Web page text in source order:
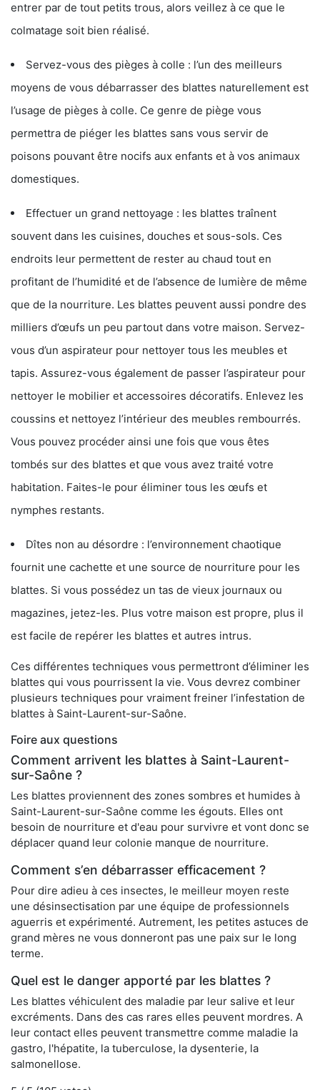
entrer par de tout petits trous, alors veillez à ce que le
colmatage soit bien réalisé.
Servez-vous des pièges à colle : l’un des meilleurs
moyens de vous débarrasser des blattes naturellement est
l’usage de pièges à colle. Ce genre de piège vous
permettra de piéger les blattes sans vous servir de
poisons pouvant être nocifs aux enfants et à vos animaux
domestiques.
Effectuer un grand nettoyage : les blattes traînent
souvent dans les cuisines, douches et sous-sols. Ces
endroits leur permettent de rester au chaud tout en
profitant de l’humidité et de l’absence de lumière de même
que de la nourriture. Les blattes peuvent aussi pondre des
milliers d’œufs un peu partout dans votre maison. Servez-
vous d’un aspirateur pour nettoyer tous les meubles et
tapis. Assurez-vous également de passer l’aspirateur pour
nettoyer le mobilier et accessoires décoratifs. Enlevez les
coussins et nettoyez l’intérieur des meubles rembourrés.
Vous pouvez procéder ainsi une fois que vous êtes
tombés sur des blattes et que vous avez traité votre
habitation. Faites-le pour éliminer tous les œufs et
nymphes restants.
Dîtes non au désordre : l’environnement chaotique
fournit une cachette et une source de nourriture pour les
blattes. Si vous possédez un tas de vieux journaux ou
magazines, jetez-les. Plus votre maison est propre, plus il
est facile de repérer les blattes et autres intrus.
Ces différentes techniques vous permettront d’éliminer les
blattes qui vous pourrissent la vie. Vous devrez combiner
plusieurs techniques pour vraiment freiner l’infestation de
blattes à Saint-Laurent-sur-Saône.
Foire aux questions
Comment arrivent les blattes à Saint-Laurent-
sur-Saône ?
Les blattes proviennent des zones sombres et humides à
Saint-Laurent-sur-Saône comme les égouts. Elles ont
besoin de nourriture et d'eau pour survivre et vont donc se
déplacer quand leur colonie manque de nourriture.
Comment s’en débarrasser efficacement ?
Pour dire adieu à ces insectes, le meilleur moyen reste
une désinsectisation par une équipe de professionnels
aguerris et expérimenté. Autrement, les petites astuces de
grand mères ne vous donneront pas une paix sur le long
terme.
Quel est le danger apporté par les blattes ?
Les blattes véhiculent des maladie par leur salive et leur
excréments. Dans des cas rares elles peuvent mordres. A
leur contact elles peuvent transmettre comme maladie la
gastro, l'hépatite, la tuberculose, la dysenterie, la
salmonellose.